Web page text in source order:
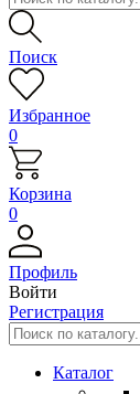
Поиск
Избранное
0
Корзина
0
Профиль
Войти
Регистрация
Каталог